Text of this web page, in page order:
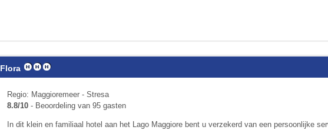
Flora
Regio: Maggioremeer - Stresa
8.8/10- Beoordeling van 95 gasten
In dit klein en familiaal hotel aan het Lago Maggiore bent u verzekerd van een persoon­lijke